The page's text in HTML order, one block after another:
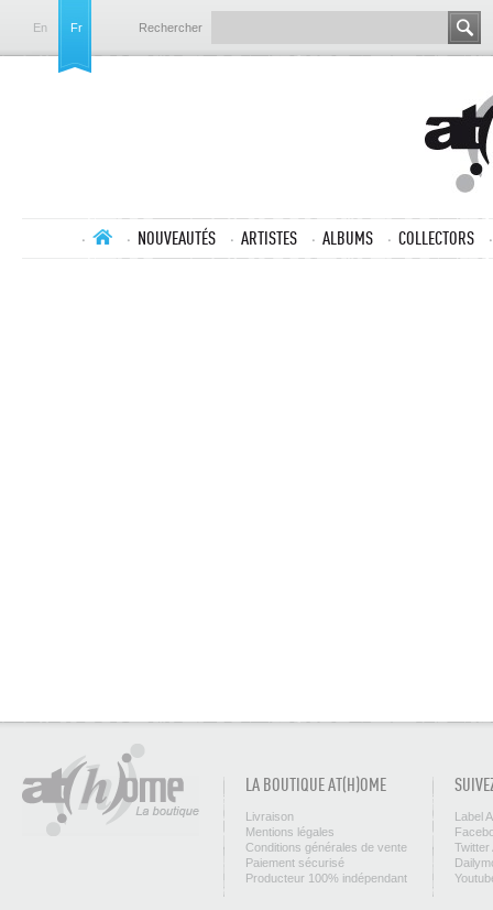
En Fr Rechercher
NOUVEAUTÉS ARTISTES ALBUMS COLLECTORS
LA BOUTIQUE AT(H)OME
Livraison
Mentions légales
Conditions générales de vente
Paiement sécurisé
Producteur 100% indépendant
Label
Twitter